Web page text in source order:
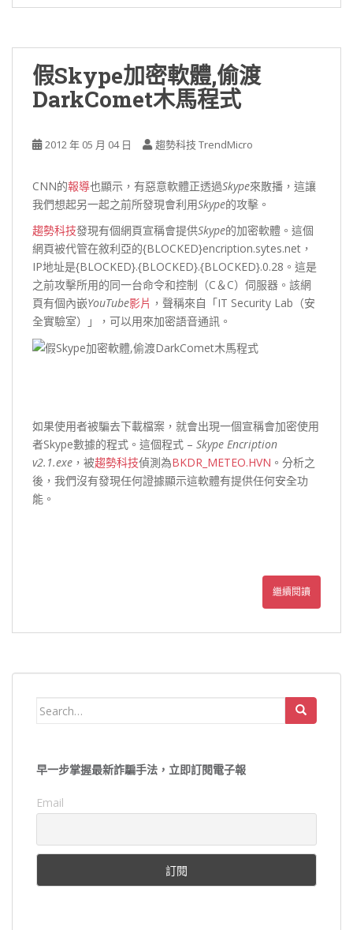
假Skype加密軟體,偷渡
DarkComet木馬程式
2012 年 05 月 04 日 趨勢科技 TrendMicro
CNN的報導也顯示，有惡意軟體正透過Skype來散播，這讓
我們想起另一起之前所發現會利用Skype的攻擊。
趨勢科技發現有個網頁宣稱會提供Skype的加密軟體。這個
網頁被代管在敘利亞的{BLOCKED}encription.sytes.net，
IP地址是{BLOCKED}.{BLOCKED}.{BLOCKED}.0.28。這是
之前攻擊所用的同一台命令和控制（C＆C）伺服器。該網
頁有個內嵌YouTube影片 ，聲稱來自「IT Security Lab（安
全實驗室）」，可以用來加密語音通訊。
如果使用者被騙去下載檔案，就會出現一個宣稱會加密使用
者Skype數據的程式。這個程式 – Skype Encription
v2.1.exe ，被趨勢科技偵測為BKDR_METEO.HVN 。分析之
後，我們沒有發現任何證據顯示這軟體有提供任何安全功
能。
繼續閱讀
Search
早一步掌握最新詐騙手法，立即訂閱電子報
Email